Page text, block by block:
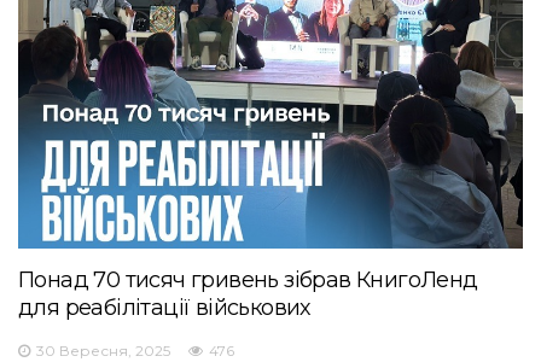
Понад 70 тисяч гривень зібрав КнигоЛенд
для реабілітації військових
30 Вересня, 2025 476